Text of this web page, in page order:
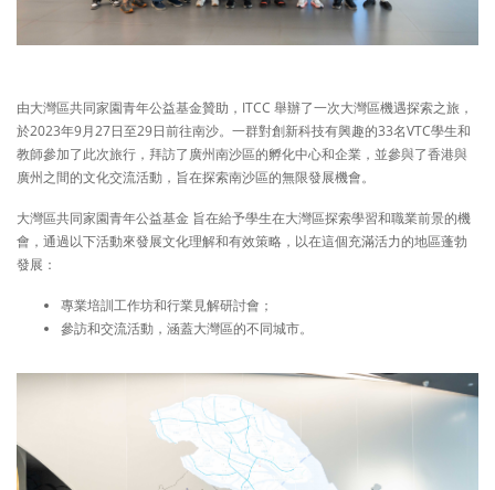
由大灣區共同家園青年公益基金贊助，ITCC 舉辦了一次大灣區機遇探索之旅，
於2023年9月27日至29日前往南沙。一群對創新科技有興趣的33名VTC學生和
教師參加了此次旅行，拜訪了廣州南沙區的孵化中心和企業，並參與了香港與
廣州之間的文化交流活動，旨在探索南沙區的無限發展機會。
大灣區共同家園青年公益基金 旨在給予學生在大灣區探索學習和職業前景的機
會，通過以下活動來發展文化理解和有效策略，以在這個充滿活力的地區蓬勃
發展：
專業培訓工作坊和行業見解研討會；
參訪和交流活動，涵蓋大灣區的不同城市。